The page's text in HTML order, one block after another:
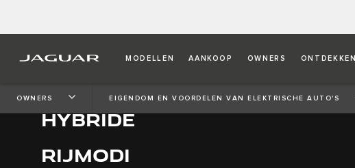
MODELLEN AANKOOP OWNERS ONTDEKKEN
OWNERS EIGENDOM EN VOORDELEN VAN ELEKTRISCHE AUTO'S
HYBRIDE
RIJMODI